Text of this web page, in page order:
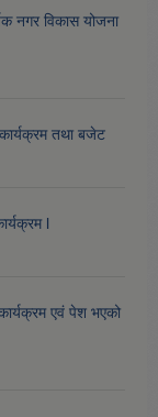
नगर विकास योजना
तथा बजेट
l
एवं पेश भएको